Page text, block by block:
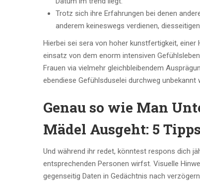
Trotz sich ihre Erfahrungen bei denen
anderem keineswegs verdienen,
Hierbei sei sera von hoher kunstfertigkeit,
einsatz von dem enorm intensiven
Frauen via vielmehr gleichbleibendem
ebendiese Gefühlsduselei durchweg unbekannt
Genau so wie Man
Mädel Ausgeht: 5
Und während ihr redet, könntest respons dich
entsprechenden Personen wirfst. Visuelle
gegenseitig Daten in Gedächtnis nach